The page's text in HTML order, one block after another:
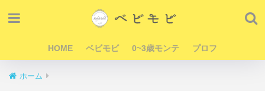
HOME ベビモビ 0~3歳モンテ プロフ
ホーム